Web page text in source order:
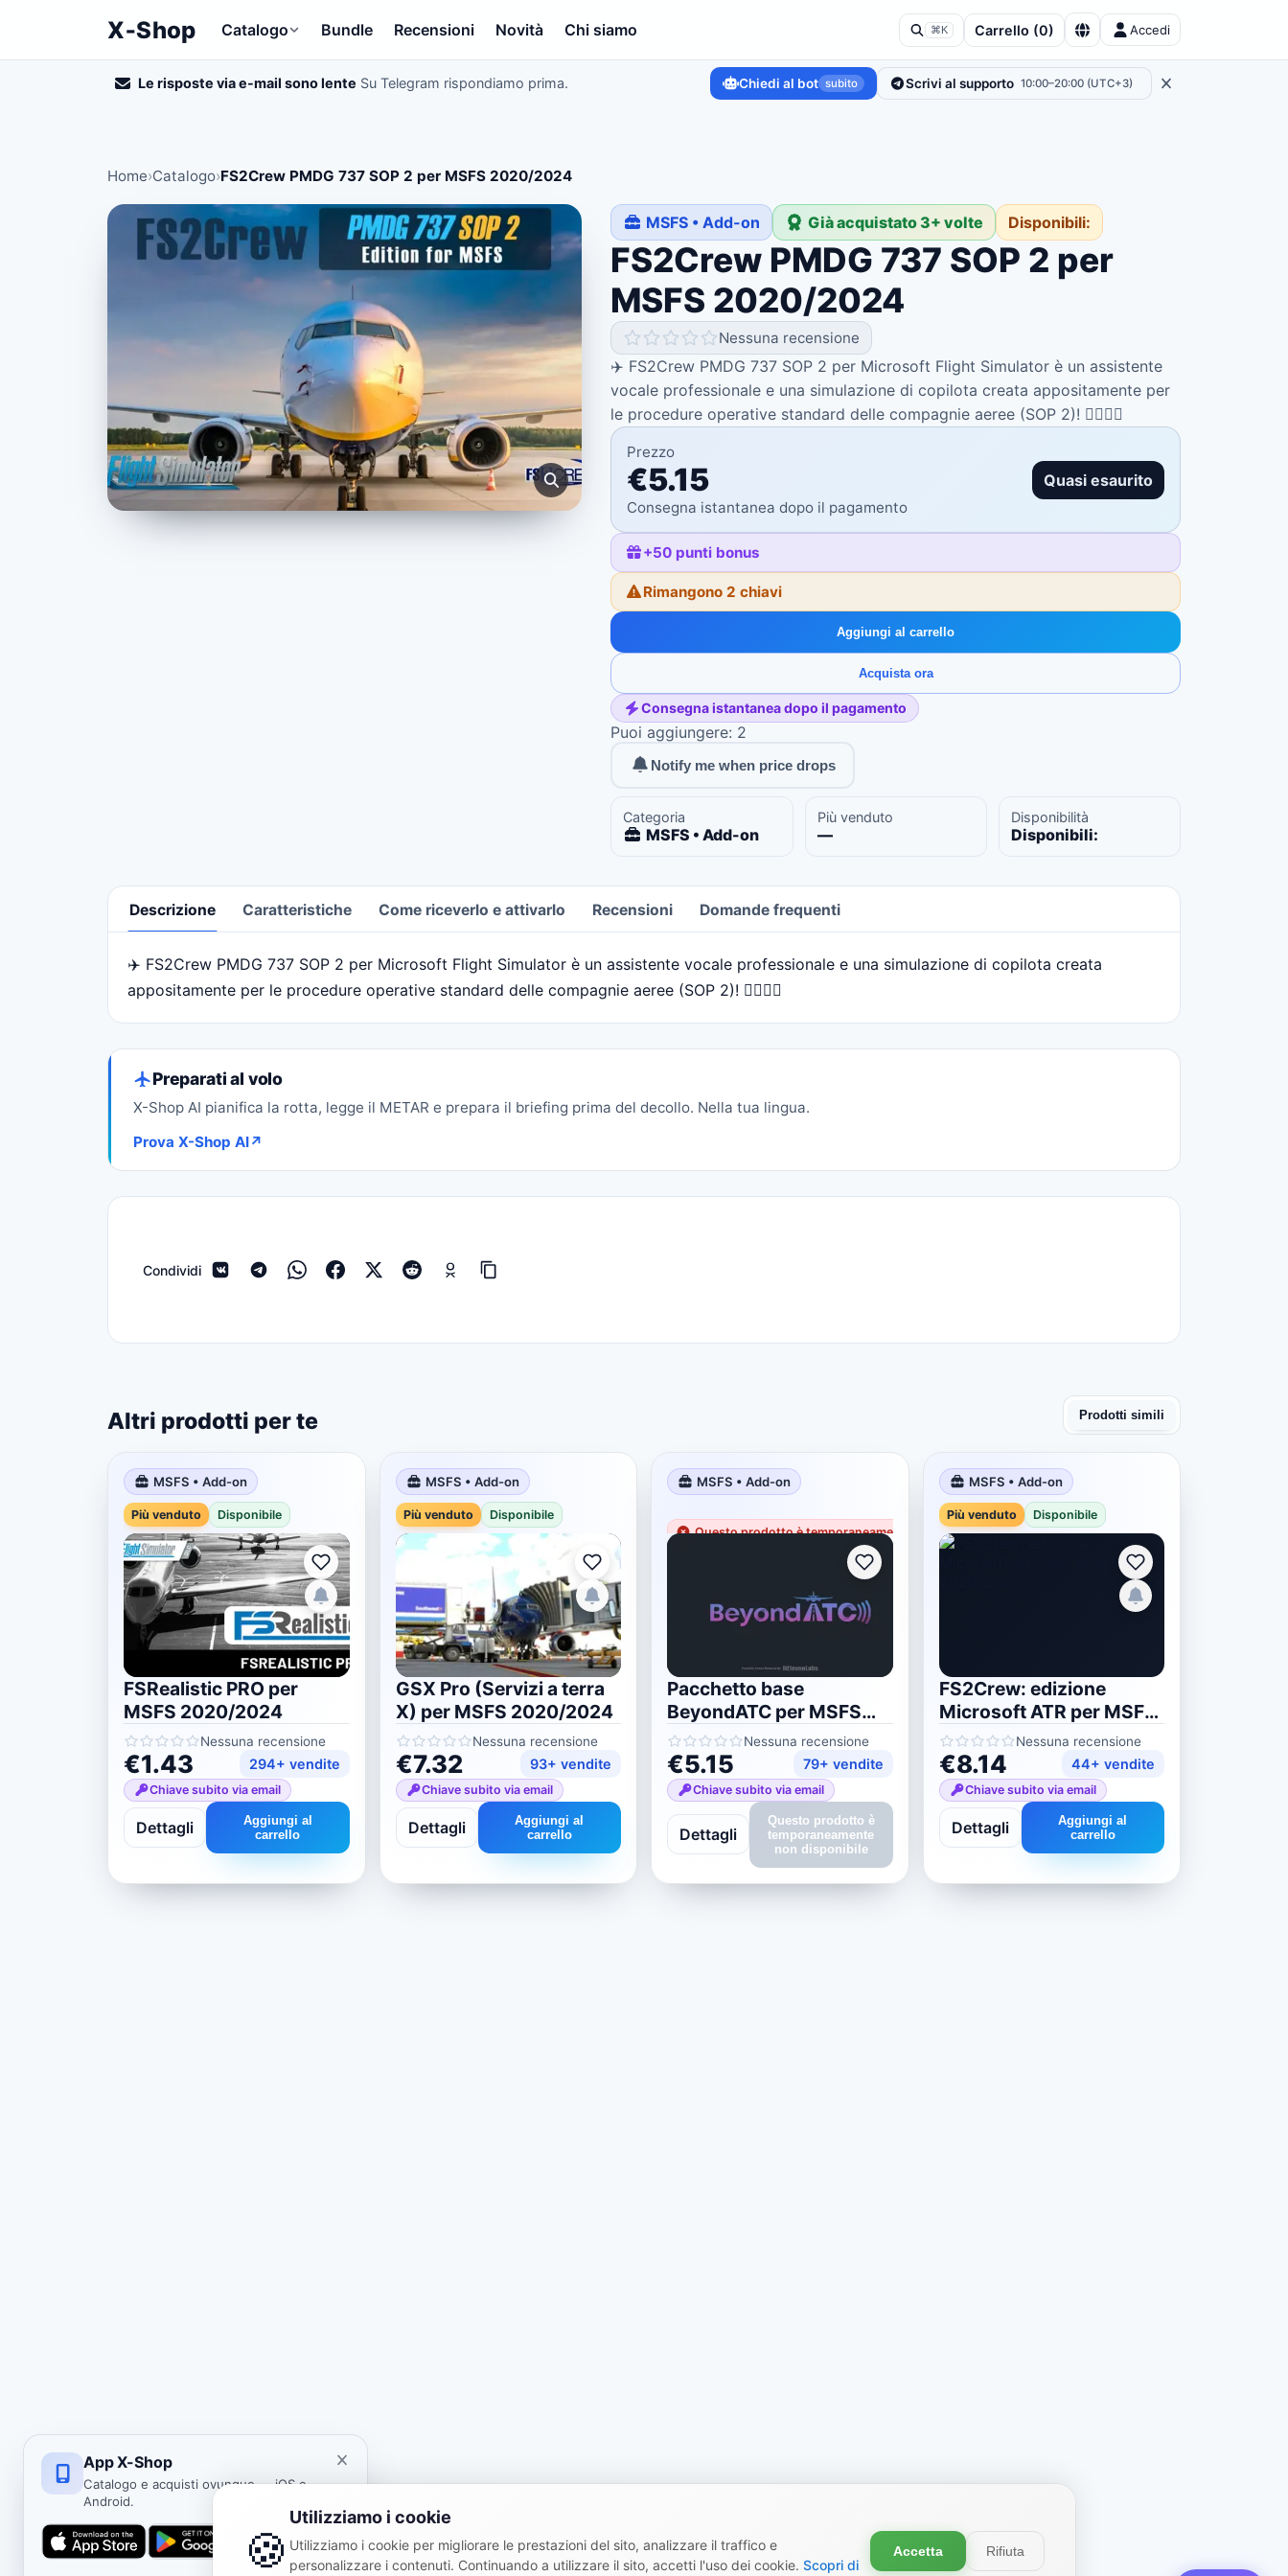
X‑Shop Catalogo Bundle Recensioni Novità Chi siamo ⌘K Carrello (0) Accedi
Le risposte via e-mail sono lente Su Telegram rispondiamo prima. Chiedi al bot subito Scrivi al supporto 10:00–20:00 (UTC+3)
Home›Catalogo›FS2Crew PMDG 737 SOP 2 per MSFS 2020/2024
MSFS • Add-on Già acquistato 3+ volte Disponibili:
FS2Crew PMDG 737 SOP 2 per
MSFS 2020/2024
Nessuna recensione
✈️ FS2Crew PMDG 737 SOP 2 per Microsoft Flight Simulator è un assistente
vocale professionale e una simulazione di copilota creata appositamente per
le procedure operative standard delle compagnie aeree (SOP 2)! 👨‍✈️👩‍✈️
Prezzo
€5.15
Consegna istantanea dopo il pagamento
Quasi esaurito
+50 punti bonus
Rimangono 2 chiavi
Aggiungi al carrello
Acquista ora
Consegna istantanea dopo il pagamento
Puoi aggiungere: 2
Notify me when price drops
Categoria
MSFS • Add-on
Più venduto
—
Disponibilità
Disponibili:
Descrizione Caratteristiche Come riceverlo e attivarlo Recensioni Domande frequenti
Descrizione
✈️ FS2Crew PMDG 737 SOP 2 per Microsoft Flight Simulator è un assistente vocale professionale e una simulazione di copilota creata
appositamente per le procedure operative standard delle compagnie aeree (SOP 2)! 👨‍✈️👩‍✈️
Preparati al volo
X-Shop AI pianifica la rotta, legge il METAR e prepara il briefing prima del decollo. Nella tua lingua.
Prova X-Shop AI↗
Condividi
Altri prodotti per te Prodotti simili
MSFS • Add-on
Più venduto Disponibile
FSRealistic PRO per
MSFS 2020/2024
Nessuna recensione
€1.43 294+ vendite
Chiave subito via email
Dettagli
Aggiungi al
carrello
MSFS • Add-on
Più venduto Disponibile
GSX Pro (Servizi a terra
X) per MSFS 2020/2024
Nessuna recensione
€7.32 93+ vendite
Chiave subito via email
Dettagli
Aggiungi al
carrello
MSFS • Add-on
Più venduto
Questo prodotto è temporaneamente non disponibile
Pacchetto base
BeyondATC per MSFS
2020/2024Nessuna recensione
€5.15 79+ vendite
Chiave subito via email
Dettagli
Questo prodotto è
temporaneamente
non disponibile
MSFS • Add-on
Più venduto Disponibile
FS2Crew: edizione
Microsoft ATR per MSFS
2020/2024Nessuna recensione
€8.14 44+ vendite
Chiave subito via email
Dettagli
Aggiungi al
carrello
App X-Shop
Catalogo e acquisti ovunque — iOS e
Android.
🍪
Utilizziamo i cookie
Utilizziamo i cookie per migliorare le prestazioni del sito, analizzare il traffico e
personalizzare i contenuti. Continuando a utilizzare il sito, accetti l'uso dei cookie. Scopri di
Accetta Rifiuta